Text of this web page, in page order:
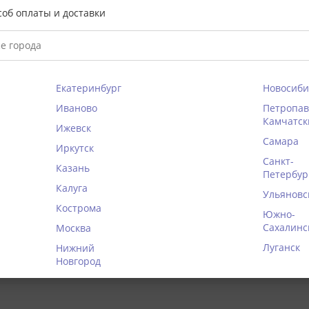
ваше мнение о товаре
оплаты и доставки
Екатеринбург
Иваново
Ижевск
Иркутск
Казань
Калуга
Кострома
Москва
Нижний
Новгород
Самара
Санкт-
Южно-
Луганск